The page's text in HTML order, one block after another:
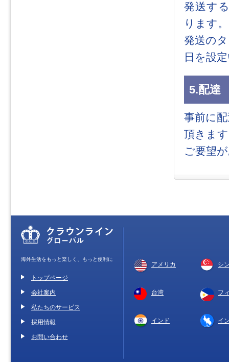
発送す
ります。
発送の
日を設
5.配達
事前に
頂きま
ご要望
海外生活をもっと楽しく、もっと便利に
トップページ
会社案内
私たちのサービス
採用情報
お問い合わせ
アメリカ シ
台湾 フ
インド イ